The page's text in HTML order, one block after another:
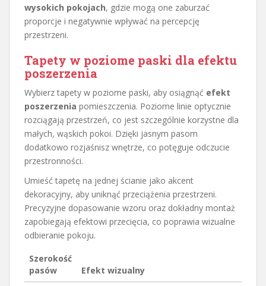
wysokich pokojach, gdzie mogą one zaburzać
proporcje i negatywnie wpływać na percepcję
przestrzeni.
Tapety w poziome paski dla efektu
poszerzenia
Wybierz tapety w poziome paski, aby osiągnąć efekt
poszerzenia pomieszczenia. Poziome linie optycznie
rozciągają przestrzeń, co jest szczególnie korzystne dla
małych, wąskich pokoi. Dzięki jasnym pasom
dodatkowo rozjaśnisz wnętrze, co potęguje odczucie
przestronności.
Umieść tapetę na jednej ścianie jako akcent
dekoracyjny, aby uniknąć przeciążenia przestrzeni.
Precyzyjne dopasowanie wzoru oraz dokładny montaż
zapobiegają efektowi przecięcia, co poprawia wizualne
odbieranie pokoju.
Szerokość
pasów
Efekt wizualny